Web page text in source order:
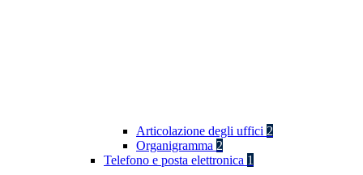
Articolazione degli uffici 2
Organigramma 2
Telefono e posta elettronica 1